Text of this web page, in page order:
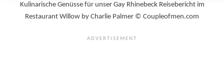
Kulinarische Genüsse für unser Gay Rhinebeck Reisebericht im
Restaurant Willow by Charlie Palmer © Coupleofmen.com